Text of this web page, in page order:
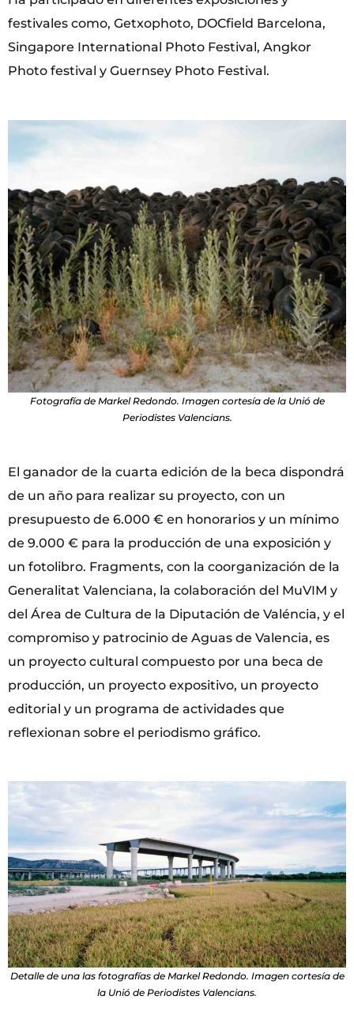
festivales como, Getxophoto, DOCfield Barcelona,
Singapore International Photo Festival, Angkor
Photo festival y Guernsey Photo Festival.
Fotografía de Markel Redondo. Imagen cortesía de la Unió de
Periodistes Valencians.
El ganador de la cuarta edición de la beca dispondrá
de un año para realizar su proyecto, con un
presupuesto de 6.000 € en honorarios y un mínimo
de 9.000 € para la producción de una exposición y
un fotolibro. Fragments, con la coorganización de la
Generalitat Valenciana, la colaboración del MuVIM y
del Área de Cultura de la Diputación de Valéncia, y el
compromiso y patrocinio de Aguas de Valencia, es
un proyecto cultural compuesto por una beca de
producción, un proyecto expositivo, un proyecto
editorial y un programa de actividades que
reflexionan sobre el periodismo gráfico.
Detalle de una las fotografías de Markel Redondo. Imagen cortesía de
la Unió de Periodistes Valencians.